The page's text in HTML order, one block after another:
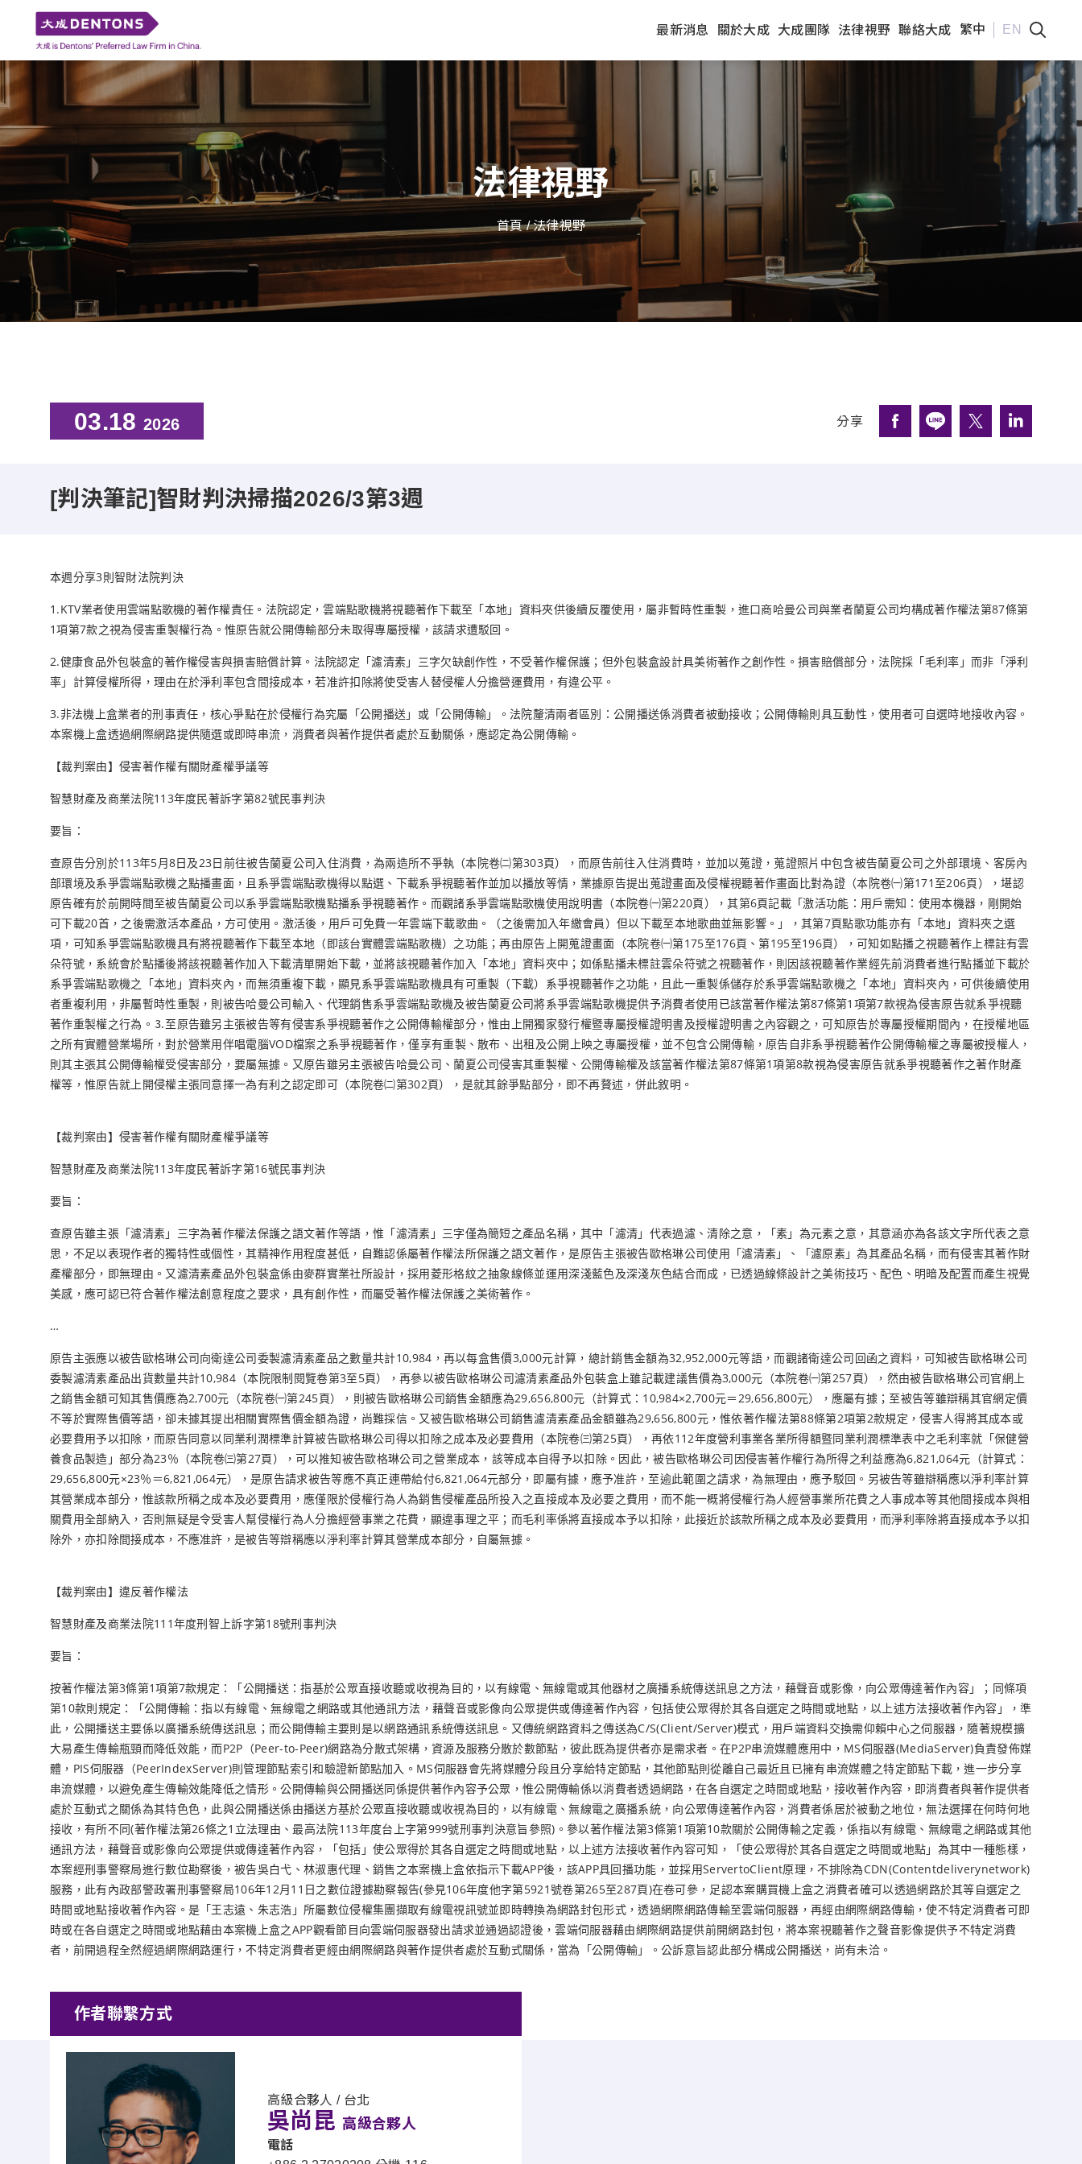
最新消息 關於大成 大成團隊 法律視野 聯絡大成 繁中 EN
法律視野
首頁/ 法律視野
03.18 2026 分享
[判決筆記]智財判決掃描2026/3第3週
本週分享3則智財法院判決
1.KTV業者使用雲端點歌機的著作權責任。法院認定，雲端點歌機將視聽著作下載至「本地」資料夾供後續反覆使用，屬非暫時性重製，進口商哈曼公司與業者蘭夏公司均構成著作權法第87條第
1項第7款之視為侵害重製權行為。惟原告就公開傳輸部分未取得專屬授權，該請求遭駁回。
2.健康食品外包裝盒的著作權侵害與損害賠償計算。法院認定「濾清素」三字欠缺創作性，不受著作權保護；但外包裝盒設計具美術著作之創作性。損害賠償部分，法院採「毛利率」而非「淨利
率」計算侵權所得，理由在於淨利率包含間接成本，若准許扣除將使受害人替侵權人分擔營運費用，有違公平。
3.非法機上盒業者的刑事責任，核心爭點在於侵權行為究屬「公開播送」或「公開傳輸」。法院釐清兩者區別：公開播送係消費者被動接收；公開傳輸則具互動性，使用者可自選時地接收內容。
本案機上盒透過網際網路提供隨選或即時串流，消費者與著作提供者處於互動關係，應認定為公開傳輸。
【裁判案由】侵害著作權有關財產權爭議等
智慧財產及商業法院113年度民著訴字第82號民事判決
要旨：
查原告分別於113年5月8日及23日前往被告蘭夏公司入住消費，為兩造所不爭執（本院卷㈡第303頁），而原告前往入住消費時，並加以蒐證，蒐證照片中包含被告蘭夏公司之外部環境、客房內
部環境及系爭雲端點歌機之點播畫面，且系爭雲端點歌機得以點選、下載系爭視聽著作並加以播放等情，業據原告提出蒐證畫面及侵權視聽著作畫面比對為證（本院卷㈠第171至206頁），堪認
原告確有於前開時間至被告蘭夏公司以系爭雲端點歌機點播系爭視聽著作。而觀諸系爭雲端點歌機使用說明書（本院卷㈠第220頁），其第6頁記載「激活功能：用戶需知：使用本機器，剛開始
可下載20首，之後需激活本產品，方可使用。激活後，用戶可免費一年雲端下載歌曲。（之後需加入年繳會員）但以下載至本地歌曲並無影響。」，其第7頁點歌功能亦有「本地」資料夾之選
項，可知系爭雲端點歌機具有將視聽著作下載至本地（即該台實體雲端點歌機）之功能；再由原告上開蒐證畫面（本院卷㈠第175至176頁、第195至196頁），可知如點播之視聽著作上標註有雲
朵符號，系統會於點播後將該視聽著作加入下載清單開始下載，並將該視聽著作加入「本地」資料夾中；如係點播未標註雲朵符號之視聽著作，則因該視聽著作業經先前消費者進行點播並下載於
系爭雲端點歌機之「本地」資料夾內，而無須重複下載，顯見系爭雲端點歌機具有可重製（下載）系爭視聽著作之功能，且此一重製係儲存於系爭雲端點歌機之「本地」資料夾內，可供後續使用
者重複利用，非屬暫時性重製，則被告哈曼公司輸入、代理銷售系爭雲端點歌機及被告蘭夏公司將系爭雲端點歌機提供予消費者使用已該當著作權法第87條第1項第7款視為侵害原告就系爭視聽
著作重製權之行為。⒊至原告雖另主張被告等有侵害系爭視聽著作之公開傳輸權部分，惟由上開獨家發行權暨專屬授權證明書及授權證明書之內容觀之，可知原告於專屬授權期間內，在授權地區
之所有實體營業場所，對於營業用伴唱電腦VOD檔案之系爭視聽著作，僅享有重製、散布、出租及公開上映之專屬授權，並不包含公開傳輸，原告自非系爭視聽著作公開傳輸權之專屬被授權人，
則其主張其公開傳輸權受侵害部分，要屬無據。又原告雖另主張被告哈曼公司、蘭夏公司侵害其重製權、公開傳輸權及該當著作權法第87條第1項第8款視為侵害原告就系爭視聽著作之著作財產
權等，惟原告就上開侵權主張同意擇一為有利之認定即可（本院卷㈡第302頁），是就其餘爭點部分，即不再贅述，併此敘明。
【裁判案由】侵害著作權有關財產權爭議等
智慧財產及商業法院113年度民著訴字第16號民事判決
要旨：
查原告雖主張「濾清素」三字為著作權法保護之語文著作等語，惟「濾清素」三字僅為簡短之產品名稱，其中「濾清」代表過濾、清除之意，「素」為元素之意，其意涵亦為各該文字所代表之意
思，不足以表現作者的獨特性或個性，其精神作用程度甚低，自難認係屬著作權法所保護之語文著作，是原告主張被告歐格琳公司使用「濾清素」、「濾原素」為其產品名稱，而有侵害其著作財
產權部分，即無理由。又濾清素產品外包裝盒係由麥群實業社所設計，採用菱形格紋之抽象線條並運用深淺藍色及深淺灰色結合而成，已透過線條設計之美術技巧、配色、明暗及配置而產生視覺
美感，應可認已符合著作權法創意程度之要求，具有創作性，而屬受著作權法保護之美術著作。
…
原告主張應以被告歐格琳公司向衛達公司委製濾清素產品之數量共計10,984，再以每盒售價3,000元計算，總計銷售金額為32,952,000元等語，而觀諸衛達公司回函之資料，可知被告歐格琳公司
委製濾清素產品出貨數量共計10,984（本院限制閱覽卷第3至5頁），再參以被告歐格琳公司濾清素產品外包裝盒上雖記載建議售價為3,000元（本院卷㈠第257頁），然由被告歐格琳公司官網上
之銷售金額可知其售價應為2,700元（本院卷㈠第245頁），則被告歐格琳公司銷售金額應為29,656,800元（計算式：10,984×2,700元＝29,656,800元），應屬有據；至被告等雖辯稱其官網定價
不等於實際售價等語，卻未據其提出相關實際售價金額為證，尚難採信。又被告歐格琳公司銷售濾清素產品金額雖為29,656,800元，惟依著作權法第88條第2項第2款規定，侵害人得將其成本或
必要費用予以扣除，而原告同意以同業利潤標準計算被告歐格琳公司得以扣除之成本及必要費用（本院卷㈢第25頁），再依112年度營利事業各業所得額暨同業利潤標準表中之毛利率就「保健營
養食品製造」部分為23％（本院卷㈢第27頁），可以推知被告歐格琳公司之營業成本，該等成本自得予以扣除。因此，被告歐格琳公司因侵害著作權行為所得之利益應為6,821,064元（計算式：
29,656,800元×23％＝6,821,064元），是原告請求被告等應不真正連帶給付6,821,064元部分，即屬有據，應予准許，至逾此範圍之請求，為無理由，應予駁回。另被告等雖辯稱應以淨利率計算
其營業成本部分，惟該款所稱之成本及必要費用，應僅限於侵權行為人為銷售侵權產品所投入之直接成本及必要之費用，而不能一概將侵權行為人經營事業所花費之人事成本等其他間接成本與相
關費用全部納入，否則無疑是令受害人幫侵權行為人分擔經營事業之花費，顯違事理之平；而毛利率係將直接成本予以扣除，此接近於該款所稱之成本及必要費用，而淨利率除將直接成本予以扣
除外，亦扣除間接成本，不應准許，是被告等辯稱應以淨利率計算其營業成本部分，自屬無據。
【裁判案由】違反著作權法
智慧財產及商業法院111年度刑智上訴字第18號刑事判決
要旨：
按著作權法第3條第1項第7款規定：「公開播送：指基於公眾直接收聽或收視為目的，以有線電、無線電或其他器材之廣播系統傳送訊息之方法，藉聲音或影像，向公眾傳達著作內容」；同條項
第10款則規定：「公開傳輸：指以有線電、無線電之網路或其他通訊方法，藉聲音或影像向公眾提供或傳達著作內容，包括使公眾得於其各自選定之時間或地點，以上述方法接收著作內容」，準
此，公開播送主要係以廣播系統傳送訊息；而公開傳輸主要則是以網路通訊系統傳送訊息。又傳統網路資料之傳送為C/S(Client/Server)模式，用戶端資料交換需仰賴中心之伺服器，隨著規模擴
大易產生傳輸瓶頸而降低效能，而P2P（Peer-to-Peer)網路為分散式架構，資源及服務分散於數節點，彼此既為提供者亦是需求者。在P2P串流媒體應用中，MS伺服器(MediaServer)負責發佈媒
體，PIS伺服器（PeerIndexServer)則管理節點索引和驗證新節點加入。MS伺服器會先將媒體分段且分享給特定節點，其他節點則從離自己最近且已擁有串流媒體之特定節點下載，進一步分享
串流媒體，以避免產生傳輸效能降低之情形。公開傳輸與公開播送同係提供著作內容予公眾，惟公開傳輸係以消費者透過網路，在各自選定之時間或地點，接收著作內容，即消費者與著作提供者
處於互動式之關係為其特色色，此與公開播送係由播送方基於公眾直接收聽或收視為目的，以有線電、無線電之廣播系統，向公眾傳達著作內容，消費者係居於被動之地位，無法選擇在何時何地
接收，有所不同(著作權法第26條之1立法理由、最高法院113年度台上字第999號刑事判決意旨參照)。參以著作權法第3條第1項第10款關於公開傳輸之定義，係指以有線電、無線電之網路或其他
通訊方法，藉聲音或影像向公眾提供或傳達著作內容，「包括」使公眾得於其各自選定之時間或地點，以上述方法接收著作內容可知，「使公眾得於其各自選定之時間或地點」為其中一種態樣，
本案經刑事警察局進行數位勘察後，被告吳白弋、林淑惠代理、銷售之本案機上盒依指示下載APP後，該APP具回播功能，並採用ServertoClient原理，不排除為CDN(Contentdeliverynetwork)
服務，此有內政部警政署刑事警察局106年12月11日之數位證據勘察報告(參見106年度他字第5921號卷第265至287頁)在卷可參，足認本案購買機上盒之消費者確可以透過網路於其等自選定之
時間或地點接收著作內容。是「王志遠、朱志浩」所屬數位侵權集團擷取有線電視訊號並即時轉換為網路封包形式，透過網際網路傳輸至雲端伺服器，再經由網際網路傳輸，使不特定消費者可即
時或在各自選定之時間或地點藉由本案機上盒之APP觀看節目向雲端伺服器發出請求並通過認證後，雲端伺服器藉由網際網路提供前開網路封包，將本案視聽著作之聲音影像提供予不特定消費
者，前開過程全然經過網際網路運行，不特定消費者更經由網際網路與著作提供者處於互動式關係，當為「公開傳輸」。公訴意旨認此部分構成公開播送，尚有未洽。
作者聯繫方式
高級合夥人 / 台北
吳尚昆 高級合夥人
電話